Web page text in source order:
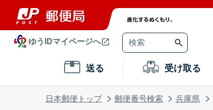
ゆうIDマイページへ
送る 受け取る
日本郵便トップ 郵便番号検索 兵庫県